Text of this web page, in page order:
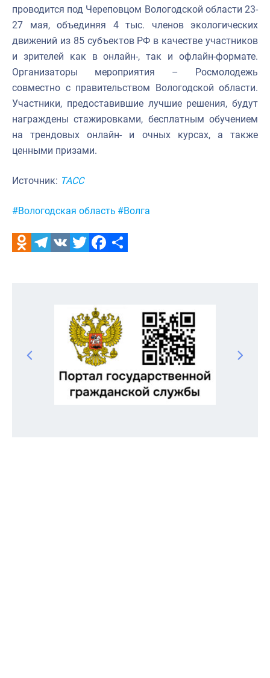
проводится под Череповцом Вологодской области 23-
27 мая, объединяя 4 тыс. членов экологических
движений из 85 субъектов РФ в качестве участников
и зрителей как в онлайн-, так и офлайн-формате.
Организаторы мероприятия – Росмолодежь
совместно с правительством Вологодской области.
Участники, предоставившие лучшие решения, будут
награждены стажировками, бесплатным обучением
на трендовых онлайн- и очных курсах, а также
ценными призами.
Источник: ТАСС
Метки:
#Вологодская область #Волга